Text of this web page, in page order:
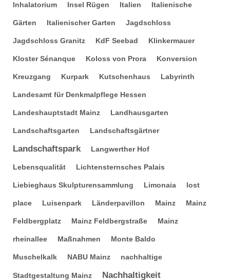
Inhalatorium Insel Rügen Italien Italienische
Gärten Italienischer Garten Jagdschloss
Jagdschloss Granitz KdF Seebad Klinkermauer
Kloster Sénanque Koloss von Prora Konversion
Kreuzgang Kurpark Kutschenhaus Labyrinth
Landesamt für Denkmalpflege Hessen
Landeshauptstadt Mainz Landhausgarten
Landschaftsgarten Landschaftsgärtner
Landschaftspark Langwerther Hof
Lebensqualität Lichtensternsches Palais
Liebieghaus Skulpturensammlung Limonaia lost
place Luisenpark Länderpavillon Mainz Mainz
Feldbergplatz Mainz Feldbergstraße Mainz
rheinallee Maßnahmen Monte Baldo
Muschelkalk NABU Mainz nachhaltige
Stadtgestaltung Mainz Nachhaltigkeit